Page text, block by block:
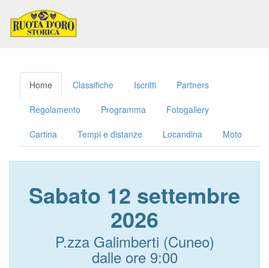
Home Classifiche Iscritti Partners
Regolamento Programma Fotogallery
Cartina Tempi e distanze Locandina Moto
Sabato 12 settembre
2026
P.zza Galimberti (Cuneo)
dalle ore 9:00